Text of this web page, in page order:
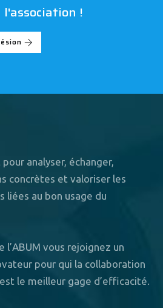
l'association !
pour analyser, échanger,
concrètes et valoriser les
liées au bon usage du
l’ABUM vous rejoignez un
pour qui la collaboration
le meilleur gage d’efficacité.